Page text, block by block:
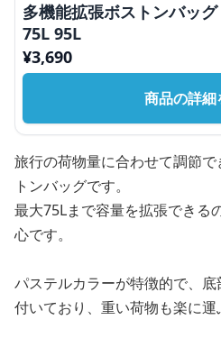
多機能拡張ボストンバッ
75L 95L
¥3,690
商品の詳細
旅行の荷物量に合わせて調節
トンバッグです。
最大75Lまで容量を拡張できる
心です。
パステルカラーが特徴的で、
付いており、重い荷物も楽に運